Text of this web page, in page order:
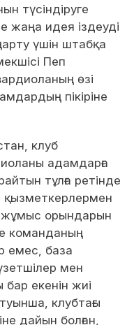
түсіндіруге
жаңа идея іздеуді
үшін штабқа
Пеп
өзі
пікіріне
клуб
адамдарға
тұлға ретінде
жұмыс орындарын
команданың
емес, база
мен
бар екенін жиі
клубтағы
дайын болған,